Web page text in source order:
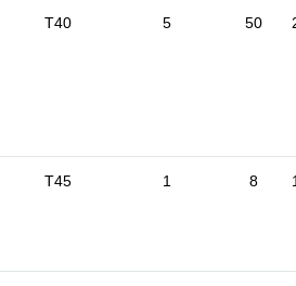
T40 5 50
T45 1 8